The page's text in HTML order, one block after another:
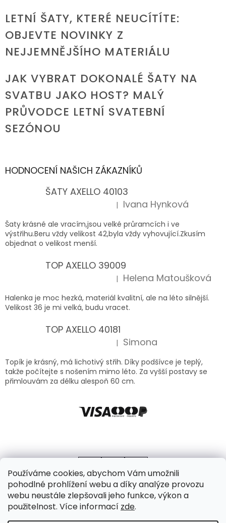
Používáme cookies, abychom Vám umožnili
pohodlné prohlížení webu a díky analýze provozu
webu neustále zlepšovali jeho funkce, výkon a
použitelnost. Více informací zde.
LETNÍ ŠATY, KTERÉ NEUCÍTÍTE:
OBJEVTE NOVINKY Z
NEJJEMNĚJŠÍHO MATERIÁLU
JAK VYBRAT DOKONALÉ ŠATY NA
SVATBU JAKO HOST? MALÝ
PRŮVODCE LETNÍ SVATEBNÍ
SEZÓNOU
HODNOCENÍ NAŠICH ZÁKAZNÍKŮ
ŠATY AXELLO 40103
Hodnocení produktu je 5 z 5 hvězdiček.
| Ivana Hynková
Šaty krásné ale vracím,jsou velké průramcích i ve
výstřihu.Beru vždy velikost 42,byla vždy vyhovující.Zkusím
objednat o velikost menší.
TOP AXELLO 39009
Hodnocení produktu je 5 z 5 hvězdiček.
| Helena Matoušková
Halenka je moc hezká, materiál kvalitní, ale na léto silnější.
Velikost 36 je mi velká, budu vracet.
TOP AXELLO 40181
Hodnocení produktu je 5 z 5 hvězdiček.
| Simona
Topík je krásný, má lichotivý střih. Díky podšívce je teplý,
takže počítejte s nošením mimo léto. Za vyšší postavy se
přimlouvám za délku alespoň 60 cm.
Vytvořil Shoptet